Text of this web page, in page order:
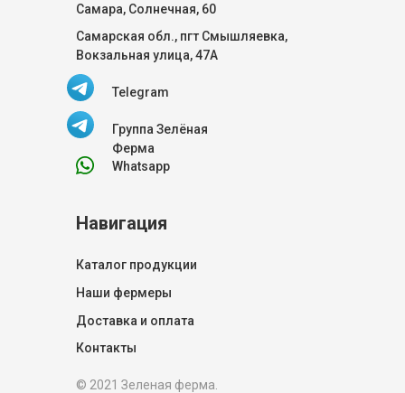
© 2021 Зеленая ферма.
Самарская обл., пгт Смышляевка,
Вокзальная улица, 47А
Самара, Солнечная, 60
Наши фермеры
Доставка и оплата
Контакты
Каталог продукции
Telegram
Группа Зелёная
Ферма
Whatsapp
Навигация